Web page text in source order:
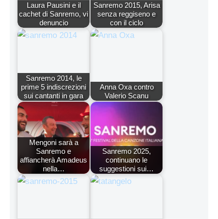
Laura Pausini e il
cachet di Sanremo, vi
denuncio
Sanremo 2015, Arisa
senza reggiseno e
con il ciclo
Sanremo 2014, le
prime 5 indiscrezioni
sui cantanti in gara
Anna Oxa contro
Valerio Scanu
Mengoni sarà a
Sanremo e
affiancherà Amadeus
nella…
Sanremo 2025,
continuano le
suggestioni sui…